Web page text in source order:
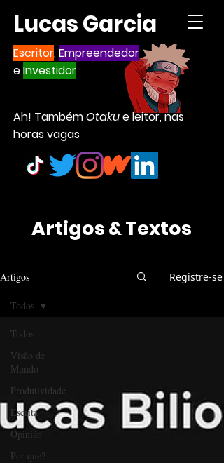
Lucas Garcia
Escritor,Empreendedor
eInvestidor
Ah! TambémOtakue leitor, nas
horas vagas
Artigos & Textos
Artigos Registre-se
Todos
Visão de
Mundo
Produtividade
Escrita
Opinião
Por que?
Todos